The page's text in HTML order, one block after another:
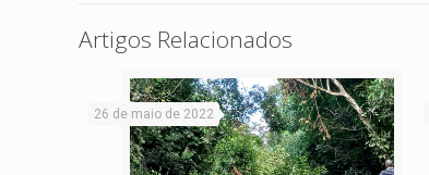
Artigos Relacionados
26 de maio de 2022